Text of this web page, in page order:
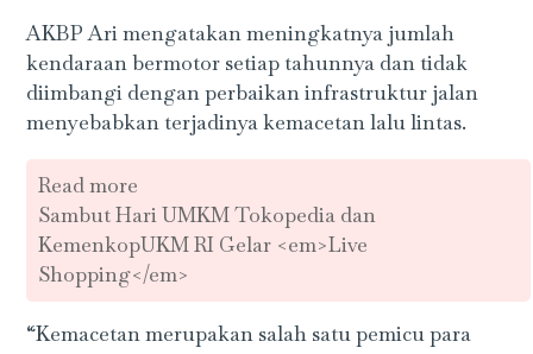
AKBP Ari mengatakan meningkatnya jumlah
kendaraan bermotor setiap tahunnya dan tidak
diimbangi dengan perbaikan infrastruktur jalan
menyebabkan terjadinya kemacetan lalu lintas.
Read more
Sambut Hari UMKM Tokopedia dan
KemenkopUKM RI Gelar <em>Live
Shopping</em>
“Kemacetan merupakan salah satu pemicu para